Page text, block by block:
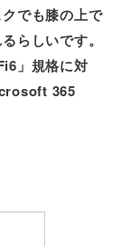
でも膝の上で
らしいです。
」規格に対
365